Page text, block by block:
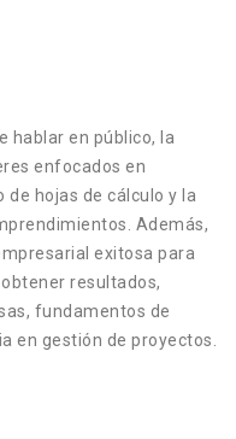
hablar en público, la
enfocados en
hojas de cálculo y la
Además,
exitosa para
resultados,
fundamentos de
en gestión de proyectos.